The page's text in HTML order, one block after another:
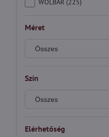
WOLBAR (225)
Méret
Szín
Elérhetőség